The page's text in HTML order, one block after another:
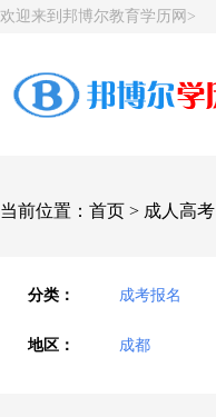
欢迎来到邦博尔教育学历网>
当前位置： 首页 > 成人高考
分类： 成考报名
地区： 成都